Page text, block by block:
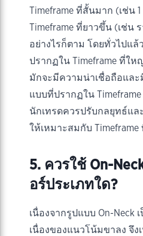
Timeframe ที่สั้นมาก (เช่น
Timeframe ที่ยาวขึ้น (เช่น
อย่างไรก็ตาม โดยทั่วไปแล้
ปรากฏใน Timeframe ที่ให
มักจะมีความน่าเชื่อถือแล
แบบที่ปรากฏใน Timeframe
นักเทรดควรปรับกลยุทธ์และ
ให้เหมาะสมกับ Timeframe
5. ควรใช้ On-
อร์ประเภทใด?
เนื่องจากรูปแบบ On-
เนื่องของแนวโน้มขาลง จึง